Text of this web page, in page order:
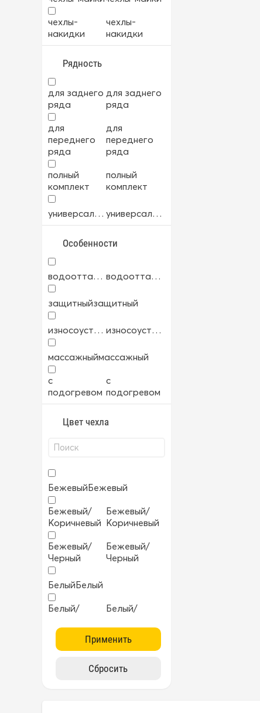
велюрвелюр
велюр+экокожа велюр+экокожа
ткань
экокожа экокожа
чехлы-
накидки
чехлы-
накидки
Рядность
для заднего
ряда
для заднего
ряда
для
переднего
ряда
для
переднего
ряда
полный
комплект
полный
комплект
универсальный универсальный
Особенности
водоотталкивающий водоотталкивающий
защитныйзащитный
износоустойчивый износоустойчивый
массажныймассажный
с
подогревом
с
подогревом
Цвет чехла
БежевыйБежевый
Бежевый/
Коричневый
Бежевый/
Коричневый
Бежевый/
Черный
Бежевый/
Черный
БелыйБелый
Белый/
Белый/
БирюзовыйБирюзовый
БордовыйБордовый